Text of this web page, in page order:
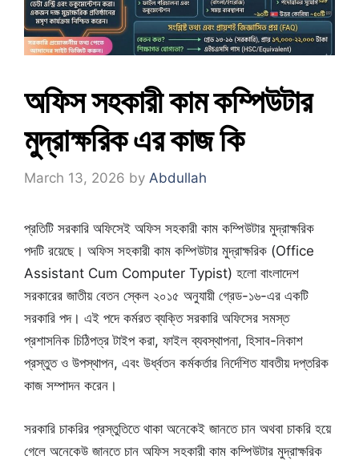
অফিস সহকারী কাম কম্পিউটার
মুদ্রাক্ষরিক এর কাজ কি
March 13, 2026 by Abdullah
প্রতিটি সরকারি অফিসেই অফিস সহকারী কাম কম্পিউটার মুদ্রাক্ষরিক
পদটি রয়েছে। অফিস সহকারী কাম কম্পিউটার মুদ্রাক্ষরিক (Office
Assistant Cum Computer Typist) হলো বাংলাদেশ
সরকারের জাতীয় বেতন স্কেল ২০১৫ অনুযায়ী গ্রেড-১৬-এর একটি
সরকারি পদ। এই পদে কর্মরত ব্যক্তি সরকারি অফিসের সমস্ত
প্রশাসনিক চিঠিপত্র টাইপ করা, ফাইল ব্যবস্থাপনা, হিসাব-নিকাশ
প্রস্তুত ও উপস্থাপন, এবং উর্ধ্বতন কর্মকর্তার নির্দেশিত যাবতীয় দপ্তরিক
কাজ সম্পাদন করেন।
সরকারি চাকরির প্রস্তুতিতে থাকা অনেকেই জানতে চান অথবা চাকরি হয়ে
গেলে অনেকেউ জানতে চান অফিস সহকারী কাম কম্পিউটার মুদ্রাক্ষরিক